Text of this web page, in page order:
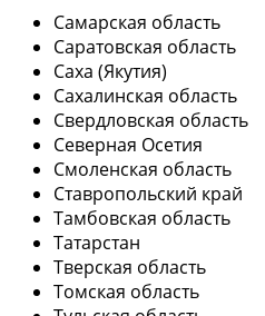
Самарская область
Саратовская область
Саха (Якутия)
Сахалинская область
Свердловская область
Северная Осетия
Смоленская область
Ставропольский край
Тамбовская область
Татарстан
Тверская область
Томская область